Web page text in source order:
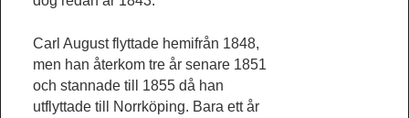
Carl August flyttade hemifrån 1848,
men han återkom tre år senare 1851
och stannade till 1855 då han
utflyttade till Norrköping. Bara ett år